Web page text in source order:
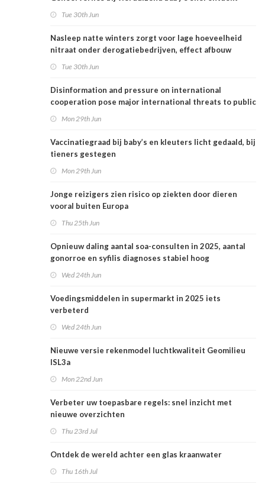
Tue 30th Jun
Nasleep natte winters zorgt voor lage hoeveelheid
nitraat onder derogatiebedrijven, effect afbouw
Tue 30th Jun
Disinformation and pressure on international
cooperation pose major international threats to public
Mon 29th Jun
Vaccinatiegraad bij baby’s en kleuters licht gedaald, bij
tieners gestegen
Mon 29th Jun
Jonge reizigers zien risico op ziekten door dieren
vooral buiten Europa
Thu 25th Jun
Opnieuw daling aantal soa-consulten in 2025, aantal
gonorroe en syfilis diagnoses stabiel hoog
Wed 24th Jun
Voedingsmiddelen in supermarkt in 2025 iets
verbeterd
Wed 24th Jun
Nieuwe versie rekenmodel luchtkwaliteit Geomilieu
ISL3a
Mon 22nd Jun
Verbeter uw toepasbare regels: snel inzicht met
nieuwe overzichten
Thu 23rd Jul
Ontdek de wereld achter een glas kraanwater
Thu 16th Jul